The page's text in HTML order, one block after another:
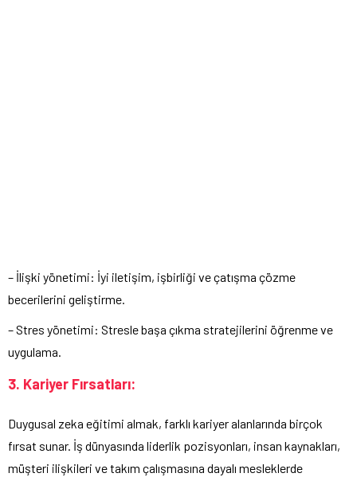
– İlişki yönetimi: İyi iletişim, işbirliği ve çatışma çözme
becerilerini geliştirme.
– Stres yönetimi: Stresle başa çıkma stratejilerini öğrenme ve
uygulama.
3. Kariyer Fırsatları:
Duygusal zeka eğitimi almak, farklı kariyer alanlarında birçok
fırsat sunar. İş dünyasında liderlik pozisyonları, insan kaynakları,
müşteri ilişkileri ve takım çalışmasına dayalı mesleklerde